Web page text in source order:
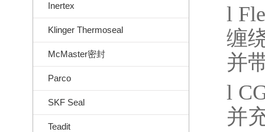
Inertex
Klinger Thermoseal
McMaster密封
Parco
SKF Seal
Teadit
l
缠
并
l
并